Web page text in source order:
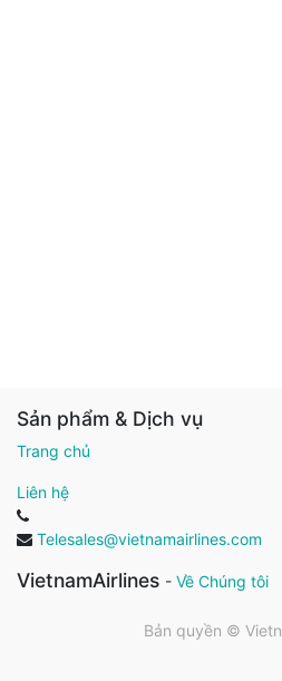
Sản phẩm & Dịch vụ
Trang chủ
Liên hệ
Telesales@vietnamairlines.com
VietnamAirlines - Về Chúng tôi
Bản quyền ©